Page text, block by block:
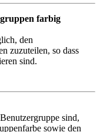
farbig
den
zuzuteilen, so dass
sind.
sind,
sowie den